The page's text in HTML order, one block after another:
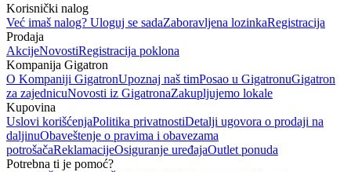
Korisnički nalog
Već imaš nalog? Uloguj se sadaZaboravljena lozinkaRegistracija
Prodaja
AkcijeNovostiRegistracija poklona
Kompanija Gigatron
O Kompaniji GigatronUpoznaj naš timPosao u GigatronuGigatron
za zajednicuNovosti iz GigatronaZakupljujemo lokale
Kupovina
Uslovi korišćenjaPolitika privatnostiDetalji ugovora o prodaji na
daljinuObaveštenje o pravima i obavezama
potrošačaReklamacijeOsiguranje uređajaOutlet ponuda
Potrebna ti je pomoć?